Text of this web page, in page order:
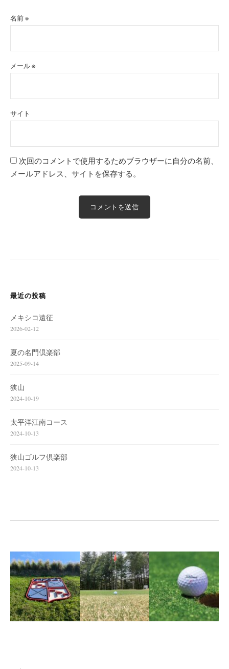
名前※
メール※
サイト
次回のコメントで使用するためブラウザーに自分の名前、
メールアドレス、サイトを保存する。
最近の投稿
メキシコ遠征
2026-02-12
夏の名門倶楽部
2025-09-14
狭山
2024-10-19
太平洋江南コース
2024-10-13
狭山ゴルフ倶楽部
2024-10-13